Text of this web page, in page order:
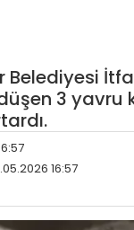
Belediyesi
3 yavru
16:57